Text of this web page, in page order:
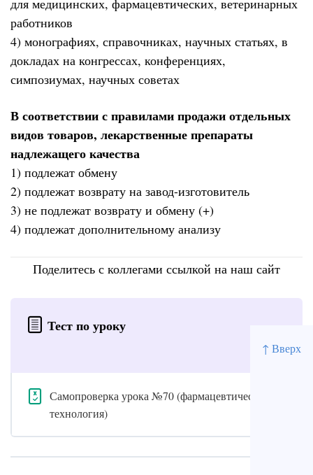
↑ Вверх
для медицинских, фармацевтических, ветеринарных
работников
4) монографиях, справочниках, научных статьях, в
докладах на конгрессах, конференциях,
симпозиумах, научных советах
В соответствии с правилами продажи отдельных
видов товаров, лекарственные препараты
надлежащего качества
1) подлежат обмену
2) подлежат возврату на завод-изготовитель
3) не подлежат возврату и обмену (+)
4) подлежат дополнительному анализу
Поделитесь с коллегами ссылкой на наш сайт
Тест по уроку
Самопроверка урока №70 (фармацевтическая
технология)